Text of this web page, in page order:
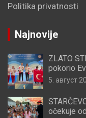
Politika privatnosti
Najnovije
ZLATO
pokorio
5. август
očekuje